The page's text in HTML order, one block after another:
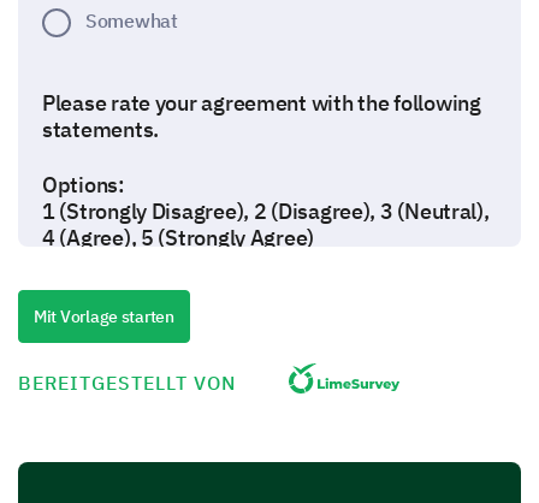
Somewhat
Please rate your agreement with the following
statements.
Options:
1 (Strongly Disagree), 2 (Disagree), 3 (Neutral),
4 (Agree), 5 (Strongly Agree)
The concepts were clearly explained
The course covered all relevant safety topics
Mit Vorlage starten
BEREITGESTELLT VON